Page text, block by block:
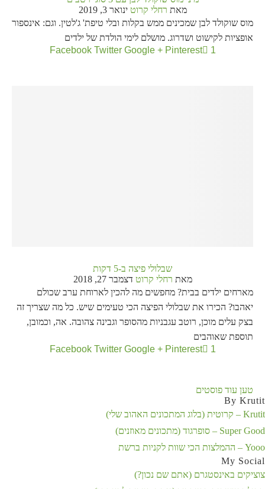
מאת רחלי קרוט ינואר 3, 2019
מוס שוקולד לבן שמכינים ממש בקלות ובלי טיפת' ג'לטין. וגם: אינספור
אופציות לקישוט ושדרוג. מושלם לימי הולדת של ילדים
1
Facebook Twitter Google + Pinterest
שבלולי פיצה ב-5 דקות
מאת רחלי קרוט דצמבר 27, 2018
מארחים ילדים בבית? מחפשים מה להכין לארוחת ערב שכולם
יאהבו? הכירו את שבלולי הפיצה הכי טעימים שיש. כל מה שצריך זה
בצק עלים מוכן, רוטב עגבניות מהסופר וגבינה צהובה. אה, וכמובן,
תוספת שאוהבים
1
Facebook Twitter Google + Pinterest
טען עוד פוסטים
By Krutit
Krutit – קרוטית (בלוג המתכונים האהוב שלי)
Super Good – סופרגוד (מתכונים מאוזנים)
Yooo – ההמלצות הכי שוות לקניות ברשת
My Social
צוציקים באינסטגרם (אתם שם נכון?)